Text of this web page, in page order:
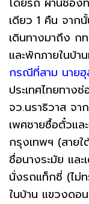
เดียว 1 คืน จาก
เดินทางมาถึง
และพักภายในบ้า
กรณีที่สาม นายฮุ
ประเทศไทยทาง
จว.นราธิวาส จา
เพศชายซื้อตั๋วแ
กรุงเทพฯ (สาย
ชื่อนางระมัย แล
นั่งรถแท็กซี่ (ไม่
ในบ้าน แขวงดอ